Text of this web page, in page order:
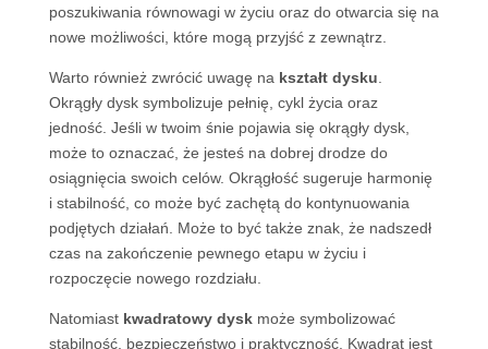
poszukiwania równowagi w życiu oraz do otwarcia się na
nowe możliwości, które mogą przyjść z zewnątrz.
Warto również zwrócić uwagę na kształt dysku
Okrągły dysk symbolizuje pełnię, cykl życia oraz
jedność. Jeśli w twoim śnie pojawia się okrągły dysk,
może to oznaczać, że jesteś na dobrej drodze do
osiągnięcia swoich celów. Okrągłość sugeruje harmonię
i stabilność, co może być zachętą do kontynuowania
podjętych działań. Może to być także znak, że nadszedł
czas na zakończenie pewnego etapu w życiu i
rozpoczęcie nowego rozdziału.
Natomiast kwadratowy dyskmoże symbolizować
stabilność, bezpieczeństwo i praktyczność. Kwadrat jest